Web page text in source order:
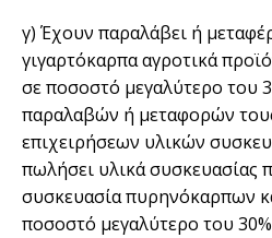
γ) Έχουν παραλάβει ή
γιγαρτόκαρπα αγροτικά
σε ποσοστό μεγαλύτερο του
παραλαβών ή μεταφορών
επιχειρήσεων υλικών
πωλήσει υλικά συσκευασίας
συσκευασία πυρηνόκαρπων
ποσοστό μεγαλύτερο του